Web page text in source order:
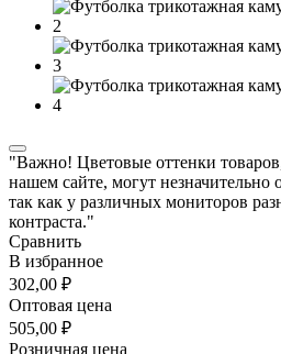
"Важно! Цветовые оттенки
нашем сайте, могут незначительно
так как у различных мониторов
контраста."
Сравнить
В избранное
302,00 ₽
Оптовая цена
505,00 ₽
Розничная цена